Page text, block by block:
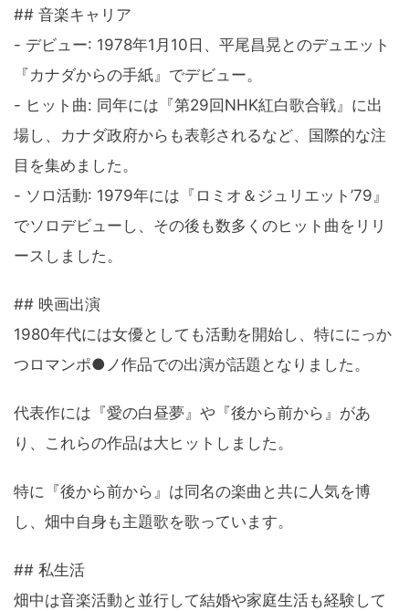
## 音楽キャリア
- デビュー: 1978年1月10日、平尾昌晃とのデュエット
『カナダからの手紙』でデビュー。
- ヒット曲: 同年には『第29回NHK紅白歌合戦』に出
場し、カナダ政府からも表彰されるなど、国際的な注
目を集めました。
- ソロ活動: 1979年には『ロミオ＆ジュリエット’79』
でソロデビューし、その後も数多くのヒット曲をリリ
ースしました。
## 映画出演
1980年代には女優としても活動を開始し、特ににっか
つロマンポ●ノ作品での出演が話題となりました。
代表作には『愛の白昼夢』や『後から前から』があ
り、これらの作品は大ヒットしました。
特に『後から前から』は同名の楽曲と共に人気を博
し、畑中自身も主題歌を歌っています。
## 私生活
畑中は音楽活動と並行して結婚や家庭生活も経験して